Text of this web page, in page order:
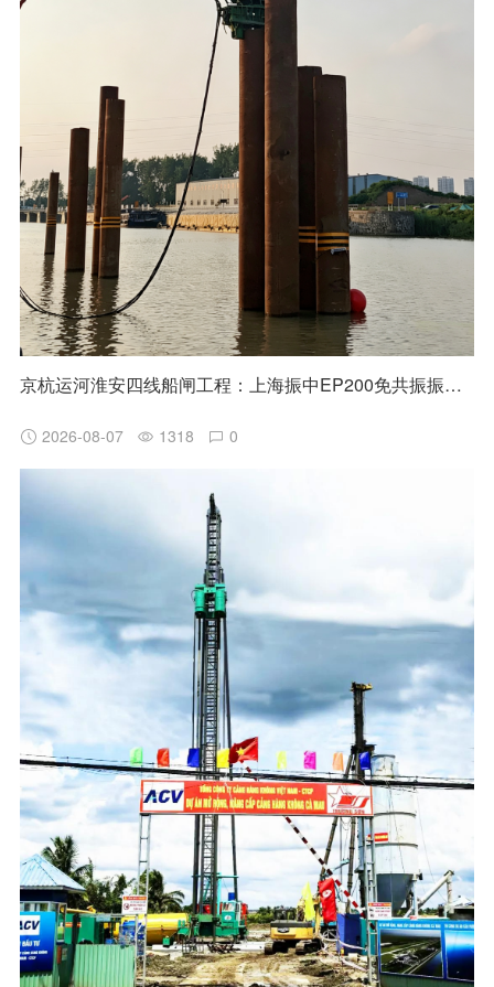
京杭运河淮安四线船闸工程：上海振中EP200免共振振动锤高效助力国家水运重点项目建设
2026-08-07 1318 0